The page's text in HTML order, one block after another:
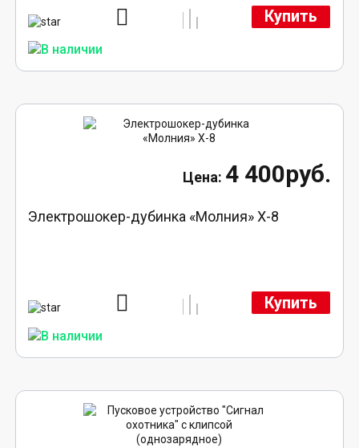
Купить
4 400руб.
Электрошокер-дубинка «Молния» Х-8
Купить